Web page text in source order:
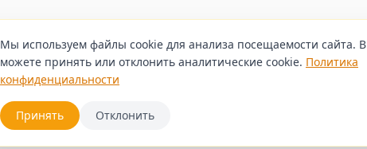
Мы используем файлы cookie для анализа посещаемости сайта.
можете принять или отклонить аналитические cookie. Политика
конфиденциальности
Принять Отклонить